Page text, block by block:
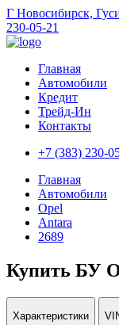
Г Новосибирск,
230-05-21
Главная
Автомобили
Кредит
Трейд-Ин
Контакты
+7 (383) 230-
Главная
Автомобили
Opel
Antara
2689
Купить БУ
Характеристики